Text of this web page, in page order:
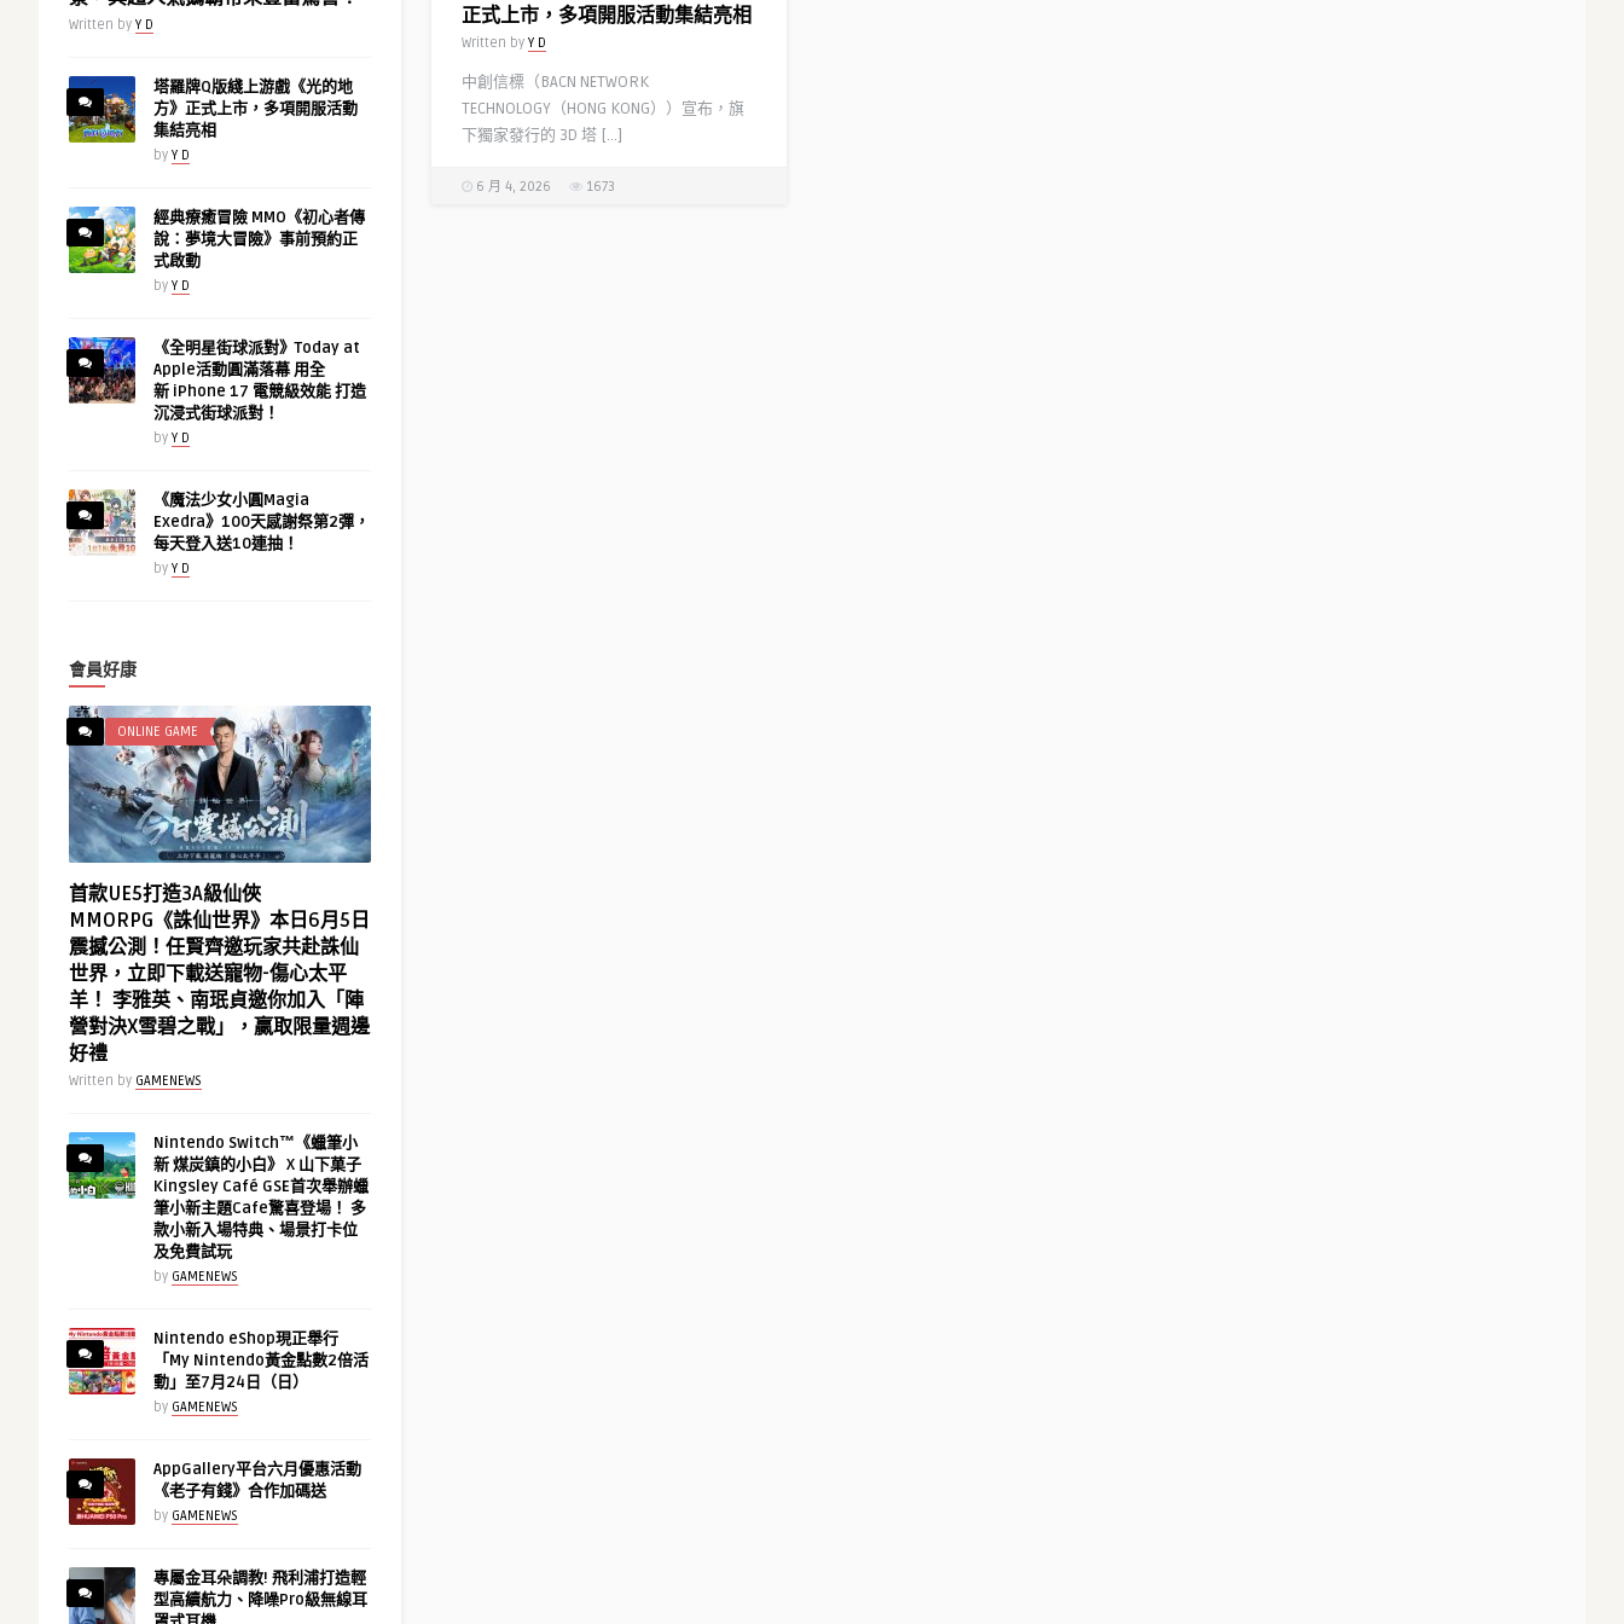
Written by Y D
塔羅牌Q版綫上游戲《光的地
方》正式上市，多項開服活動
集結亮相
by Y D
經典療癒冒險 MMO《初心者傳
說：夢境大冒險》事前預約正
式啟動
by Y D
《全明星街球派對》Today at
Apple活動圓滿落幕 用全
新 iPhone 17 電競級效能 打造
沉浸式街球派對！
by Y D
《魔法少女小圓Magia
Exedra》100天感謝祭第2彈，
每天登入送10連抽！
by Y D
會員好康
ONLINE GAME
首款UE5打造3A級仙俠
MMORPG《誅仙世界》本日6月5日
震撼公測！任賢齊邀玩家共赴誅仙
世界，立即下載送寵物-傷心太平
羊！ 李雅英、南珉貞邀你加入「陣
營對決X雪碧之戰」，贏取限量週邊
好禮
Written by GAMENEWS
Nintendo Switch™《蠟筆小
新 煤炭鎮的小白》 X 山下菓子
Kingsley Café GSE首次舉辦蠟
筆小新主題Cafe驚喜登場！ 多
款小新入場特典、場景打卡位
及免費試玩
by GAMENEWS
Nintendo eShop現正舉行
「My Nintendo黃金點數2倍活
動」至7月24日（日）
by GAMENEWS
AppGallery平台六月優惠活動
《老子有錢》合作加碼送
by GAMENEWS
專屬金耳朵調教! 飛利浦打造輕
型高續航力、降噪Pro級無線耳
正式上市，多項開服活動集結亮相
Written by Y D
中創信標（BACN NETWORK
TECHNOLOGY（HONG KONG））宣布，旗
下獨家發行的 3D 塔 […]
6 月 4, 2026 1673